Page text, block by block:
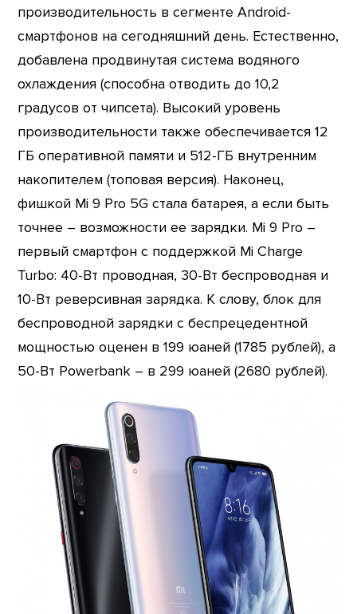
производительность в сегменте Android-
смартфонов на сегодняшний день. Естественно,
добавлена продвинутая система водяного
охлаждения (способна отводить до 10,2
градусов от чипсета). Высокий уровень
производительности также обеспечивается 12
ГБ оперативной памяти и 512-ГБ внутренним
накопителем (топовая версия). Наконец,
фишкой Mi 9 Pro 5G стала батарея, а если быть
точнее – возможности ее зарядки. Mi 9 Pro –
первый смартфон с поддержкой Mi Charge
Turbo: 40-Вт проводная, 30-Вт беспроводная и
10-Вт реверсивная зарядка. К слову, блок для
беспроводной зарядки с беспрецедентной
мощностью оценен в 199 юаней (1785 рублей), а
50-Вт Powerbank – в 299 юаней (2680 рублей).